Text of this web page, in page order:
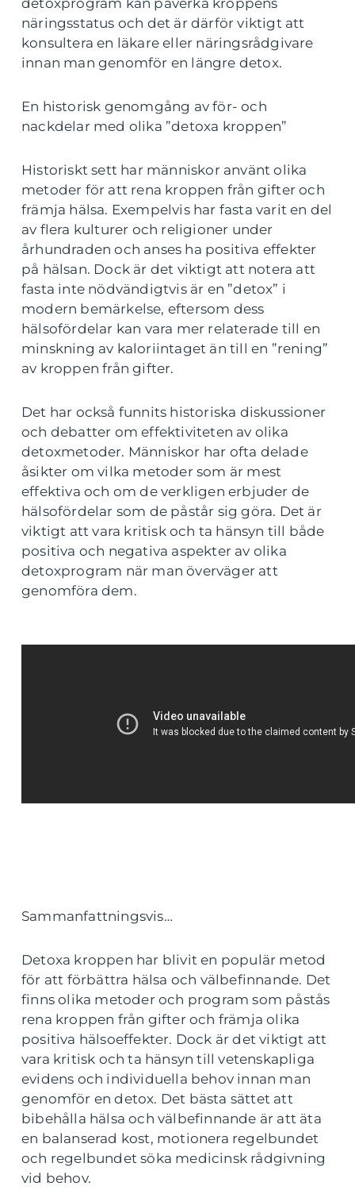
detoxprogram kan påverka kroppens
näringsstatus och det är därför viktigt att
konsultera en läkare eller näringsrådgivare
innan man genomför en längre detox.
En historisk genomgång av för- och
nackdelar med olika ”detoxa kroppen”
Historiskt sett har människor använt olika
metoder för att rena kroppen från gifter och
främja hälsa. Exempelvis har fasta varit en del
av flera kulturer och religioner under
århundraden och anses ha positiva effekter
på hälsan. Dock är det viktigt att notera att
fasta inte nödvändigtvis är en ”detox” i
modern bemärkelse, eftersom dess
hälsofördelar kan vara mer relaterade till en
minskning av kaloriintaget än till en ”rening”
av kroppen från gifter.
Det har också funnits historiska diskussioner
och debatter om effektiviteten av olika
detoxmetoder. Människor har ofta delade
åsikter om vilka metoder som är mest
effektiva och om de verkligen erbjuder de
hälsofördelar som de påstår sig göra. Det är
viktigt att vara kritisk och ta hänsyn till både
positiva och negativa aspekter av olika
detoxprogram när man överväger att
genomföra dem.
Sammanfattningsvis…
Detoxa kroppen har blivit en populär metod
för att förbättra hälsa och välbefinnande. Det
finns olika metoder och program som påstås
rena kroppen från gifter och främja olika
positiva hälsoeffekter. Dock är det viktigt att
vara kritisk och ta hänsyn till vetenskapliga
evidens och individuella behov innan man
genomför en detox. Det bästa sättet att
bibehålla hälsa och välbefinnande är att äta
en balanserad kost, motionera regelbundet
och regelbundet söka medicinsk rådgivning
vid behov.